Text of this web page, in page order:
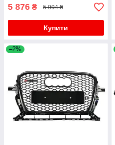
5 876 ₴ 5 994 ₴
Купити
–2%